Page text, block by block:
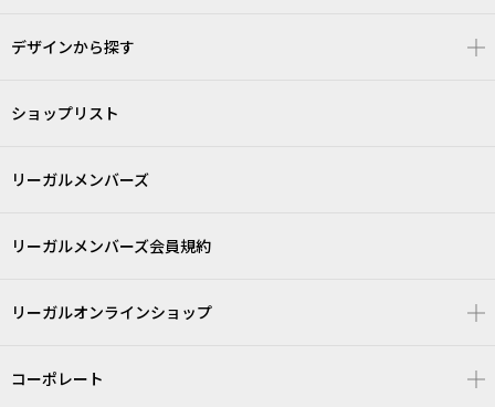
デザインから探す
ショップリスト
リーガルメンバーズ
リーガルメンバーズ会員規約
リーガルオンラインショップ
コーポレート